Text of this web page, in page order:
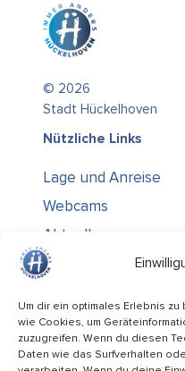
Um dir ein optimales Erlebnis
wie Cookies, um
zuzugreifen. Wenn du diesen
Daten wie das Surfverhalten
© 2026
Stadt Hückelhoven
Nützliche Links
Lage und Anreise
Webcams
Aktuelles
Über uns
Kontakt /
Alle Ämter